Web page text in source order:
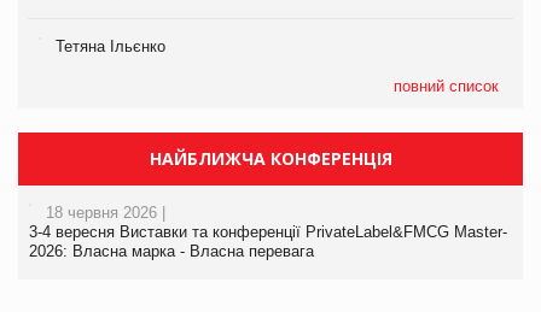
Тетяна Ільєнко
повний список
НАЙБЛИЖЧА КОНФЕРЕНЦІЯ
18 червня 2026 |
3-4 вересня Виставки та конференції PrivateLabel&FMCG Master-
2026: Власна марка - Власна перевага